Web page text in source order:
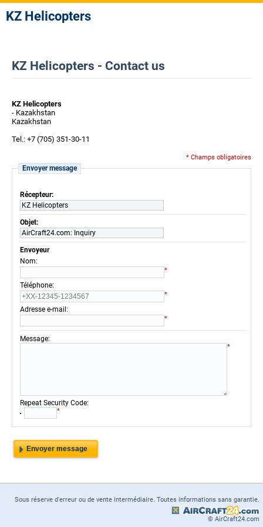
KZ Helicopters
KZ Helicopters - Contact us
KZ Helicopters
- Kazakhstan
Kazakhstan
Tel.: +7 (705) 351-30-11
* Champs obligatoires
Envoyer message
Récepteur:
KZ Helicopters
Objet:
AirCraft24.com: Inquiry
Envoyeur
Nom:
*
Téléphone:
*
Adresse e-mail :
*
Message:
*
Repeat Security Code:
*
Sous réserve d'erreur ou de vente intermédiaire. Toutes informations sans garantie.
© AirCraft24.com